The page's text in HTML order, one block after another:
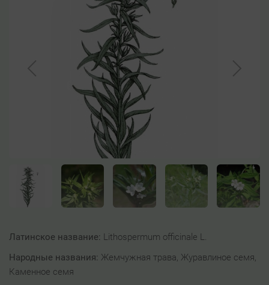
Латинское название: Lithospermum officinale L.
Народные названия: Жемчужная трава, Журавлиное семя,
Каменное семя